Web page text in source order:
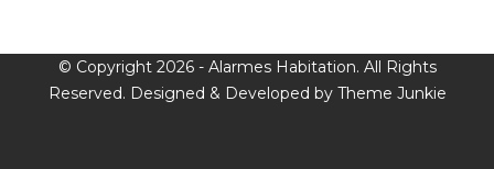
© Copyright 2026 - Alarmes Habitation. All Rights
Reserved. Designed & Developed by Theme Junkie